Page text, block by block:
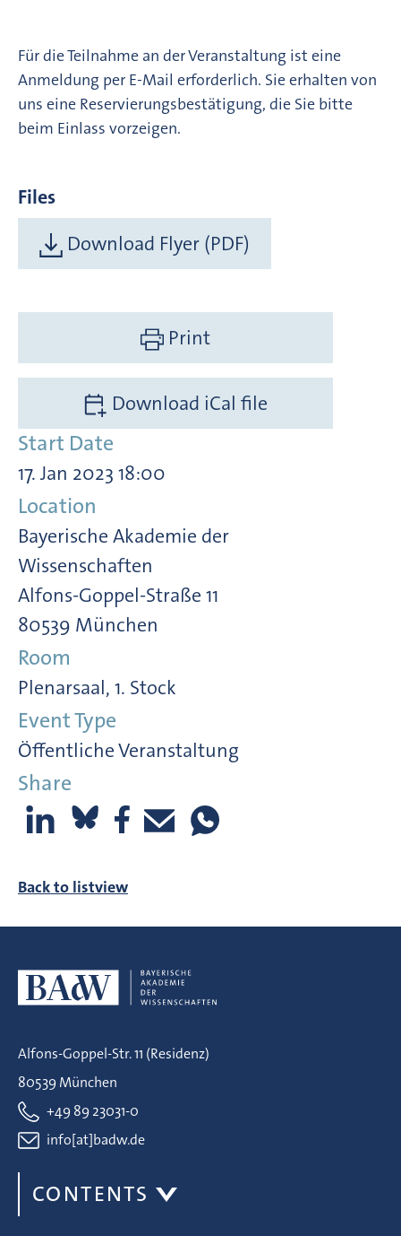
Für die Teilnahme an der Veranstaltung ist eine
Anmeldung per E-Mail erforderlich. Sie erhalten von
uns eine Reservierungsbestätigung, die Sie bitte
beim Einlass vorzeigen.
Files
Download Flyer (PDF)
Print
Download iCal file
Start Date
17. Jan 2023 18:00
Location
Bayerische Akademie der
Wissenschaften
Alfons-Goppel-Straße 11
80539 München
Room
Plenarsaal, 1. Stock
Event Type
Öffentliche Veranstaltung
Share
Back to listview
Alfons-Goppel-Str. 11 (Residenz)
80539 München
+49 89 23031-0
info[at]badw.de
CONTENTS